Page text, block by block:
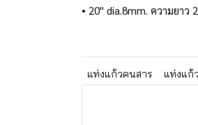
• 20'' dia.8mm. ความยาว
แท่งแก้วคนสาร แท่งแก้ว